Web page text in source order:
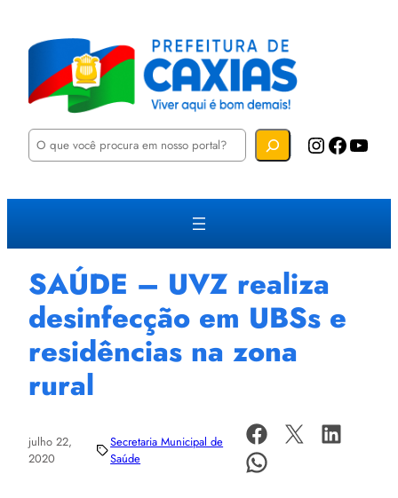
P
u
a
Instagram Facebook YouTube
SAÚDE – UVZ realiza
desinfecção em UBSs e
residências na zona
rural
julho 22,
2020
Secretaria Municipal de
Saúde